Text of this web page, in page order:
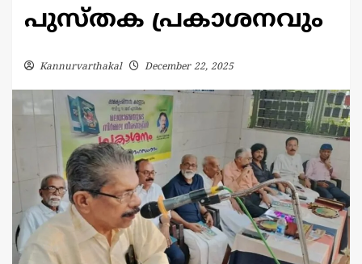
പുസ്തക പ്രകാശനവും
Kannurvarthakal December 22, 2025